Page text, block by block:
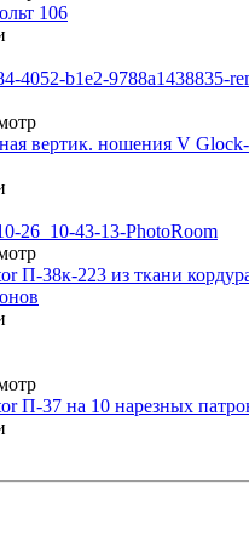
106
вертик. ношения V
П-38к-223 из ткани
П-37 на 10 нарезных